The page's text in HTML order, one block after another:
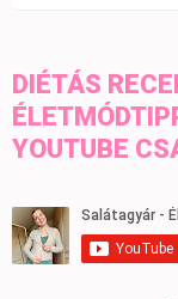
DIÉTÁS
YOUTUBE